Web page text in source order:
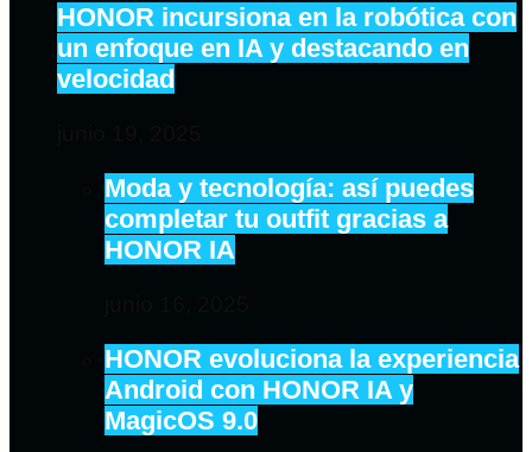
HONOR incursiona en la robótica con
un enfoque en IA y destacando en
velocidad
Moda y tecnología: así puedes
completar tu outfit gracias a
HONOR IA
HONOR evoluciona la experiencia
Android con HONOR IA y
MagicOS 9.0